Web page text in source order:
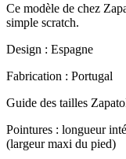
Ce modèle de chez
simple scratch.
Design : Espagne
Fabrication : Portugal
Guide des tailles
Pointures : longueur
(largeur maxi du pied)